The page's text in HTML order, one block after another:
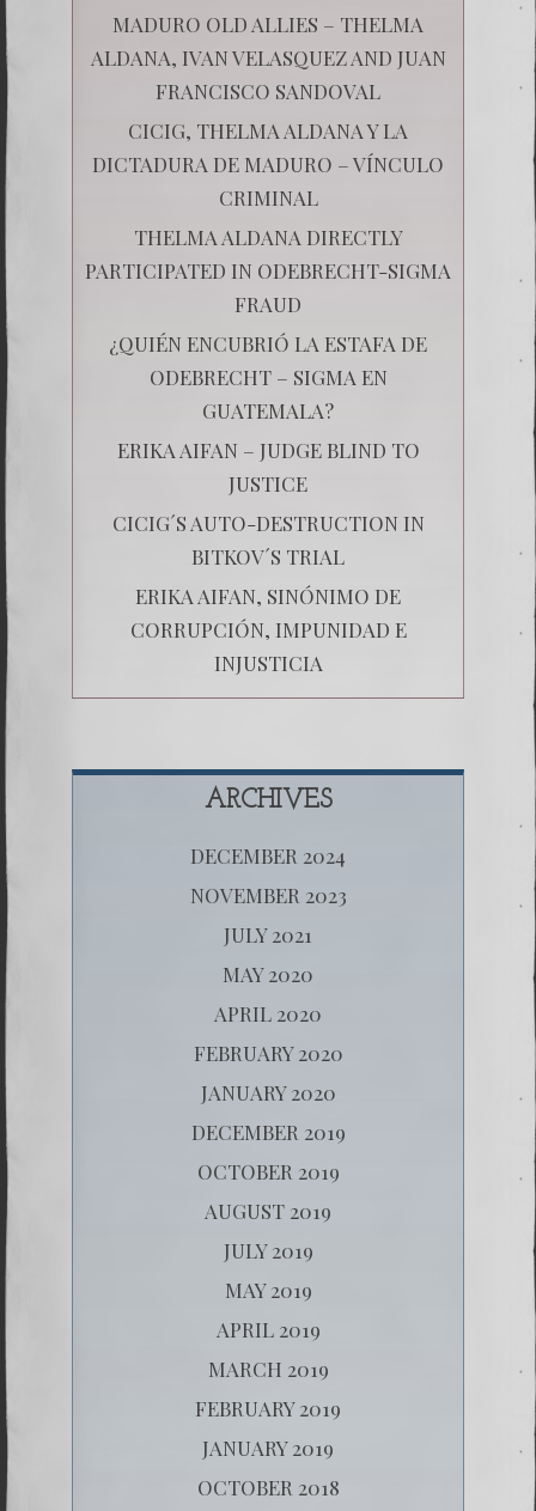
MADURO OLD ALLIES – THELMA
ALDANA, IVAN VELASQUEZ AND JUAN
FRANCISCO SANDOVAL
CICIG, THELMA ALDANA Y LA
DICTADURA DE MADURO – VÍNCULO
CRIMINAL
THELMA ALDANA DIRECTLY
PARTICIPATED IN ODEBRECHT-SIGMA
FRAUD
¿QUIÉN ENCUBRIÓ LA ESTAFA DE
ODEBRECHT – SIGMA EN
GUATEMALA?
ERIKA AIFAN – JUDGE BLIND TO
JUSTICE
CICIG´S AUTO-DESTRUCTION IN
BITKOV´S TRIAL
ERIKA AIFAN, SINÓNIMO DE
CORRUPCIÓN, IMPUNIDAD E
INJUSTICIA
ARCHIVES
DECEMBER 2024
NOVEMBER 2023
JULY 2021
MAY 2020
APRIL 2020
FEBRUARY 2020
JANUARY 2020
DECEMBER 2019
OCTOBER 2019
AUGUST 2019
JULY 2019
MAY 2019
APRIL 2019
MARCH 2019
FEBRUARY 2019
JANUARY 2019
OCTOBER 2018